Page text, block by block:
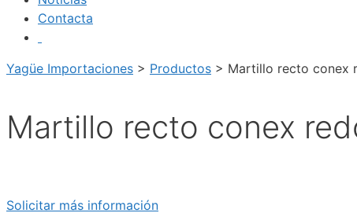
Contacta
Yagüe Importaciones > Productos > Martillo recto conex
Martillo recto conex
Solicitar más información